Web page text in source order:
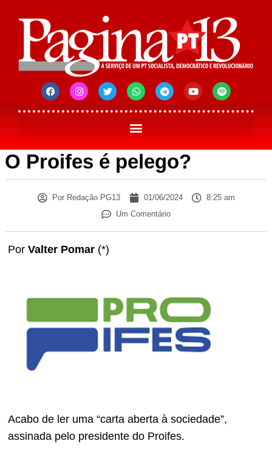
O Proifes é pelego?
PorRedação PG13 01/06/2024
8:25 am
Um Comentário
Por Valter Pomar (*)
Acabo de ler uma “carta aberta à sociedade”,
assinada pelo presidente do Proifes.